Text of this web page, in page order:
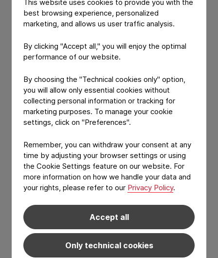
This website uses cookies to provide you with the
best browsing experience, personalized
marketing, and allows us user traffic analysis.
By clicking "Accept all," you will enjoy the optimal
performance of our website.
By choosing the "Technical cookies only" option,
you will allow only essential cookies without
collecting personal information or tracking for
marketing purposes. To manage your cookie
settings, click on "Preferences".
Remember, you can withdraw your consent at any
time by adjusting your browser settings or using
the Cookie Settings feature on our website. For
more information on how we handle your data and
your rights, please refer to our Privacy Policy.
Accept all
Only technical cookies
Wählen Sie im Drop-Down Menü die
Wählen Sie entweder einen ausgeschriebenen
Wenn Sie sich initiativ bewerben möchten,
wählen Sie bitte zwischen „Initiativbewerbung
Produktion“ oder „Initiativbewerbung
Administration“.
Bitte füllen Sie das kurze Formular aus und
hängen Sie Ihren Lebenslauf mit Foto und
weitere Bewerbungsunterlagen an.
Und dann klicken Sie auf
Bewerbung
einreichen".
Sie erhalten eine Bestätigungs-E-Mail und
müssen auf den angegebenen Link klicken, um
den Bewerbungsprozess abzuschließen.